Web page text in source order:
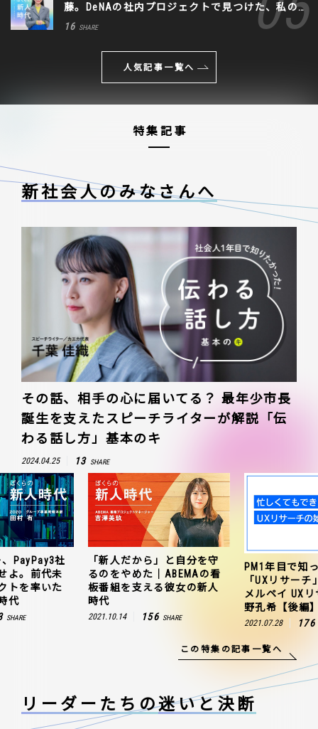
藤。DeNAの社内プロジェクトで見つけた、私の
生きる道
16 SHARE
人気記事一覧へ
特集記事
新社会人のみなさんへ
その話、相手の心に届いてる？ 最年少市長
誕生を支えたスピーチライターが解説「伝
わる話し方」基本のキ
2024.04.25 13 SHARE
PayPay3社
よ。前代未
トを率いた
代
SHARE
「新人だから」と自分を守
るのをやめた｜ABEMAの看
板番組を支える彼女の新人
時代
2021.10.14 156 SHARE
PM1年目で知
「UXリサー
メルペイ UX
野孔希【後編
2021.07.28 176
この特集の記事一覧へ
リーダーたちの迷いと決断